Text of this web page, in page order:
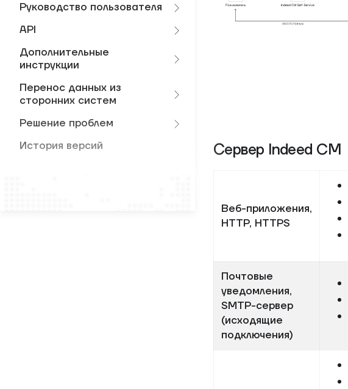
Руководство пользователя
API
Дополнительные
инструкции
Перенос данных из
сторонних систем
Решение проблем
История версий
Сервер Indeed CM
Веб-приложения,
HTTP, HTTPS
Почтовые
уведомления,
SMTP-сервер
(исходящие
подключения)